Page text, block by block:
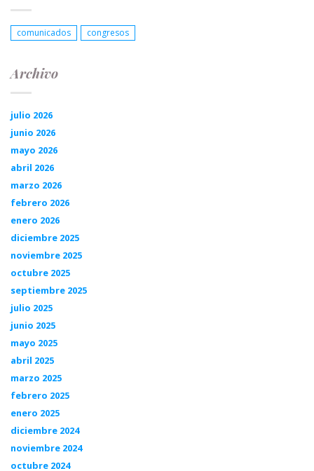
comunicados congresos
Archivo
julio 2026
junio 2026
mayo 2026
abril 2026
marzo 2026
febrero 2026
enero 2026
diciembre 2025
noviembre 2025
octubre 2025
septiembre 2025
julio 2025
junio 2025
mayo 2025
abril 2025
marzo 2025
febrero 2025
enero 2025
diciembre 2024
noviembre 2024
octubre 2024